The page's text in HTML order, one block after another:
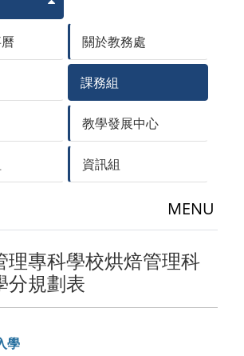
關於教務處
課務組
教學發展中心
資訊組
MENU
理專科學校烘焙管理科
分規劃表
學